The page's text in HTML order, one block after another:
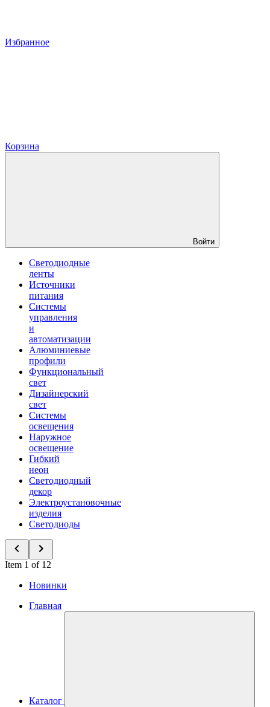
Избранное
Корзина
Войти
Светодиодные
ленты
Источники
питания
Системы
управления
и
автоматизации
Алюминиевые
профили
Функциональный
свет
Дизайнерский
свет
Системы
освещения
Наружное
освещение
Гибкий
неон
Светодиодный
декор
Электроустановочные
изделия
Светодиоды
Item 1 of 12
Новинки
Главная
Каталог